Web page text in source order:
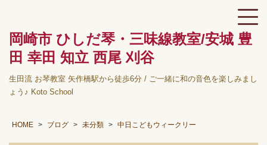
岡崎市 ひしだ琴・三味線教室/安城 豊
田 幸田 知立 西尾 刈谷
生田流 お琴教室 矢作橋駅から徒歩6分 / ご一緒に和の音色を楽しみまし
ょう♪ Koto School
HOME ブログ 未分類 中日こどもウィークリー